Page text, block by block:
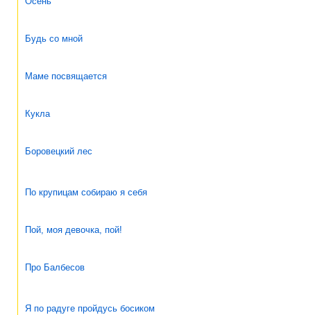
Будь со мной
Маме посвящается
Кукла
Боровецкий лес
По крупицам собираю я себя
Пой, моя девочка, пой!
Про Балбесов
Я по радуге пройдусь босиком